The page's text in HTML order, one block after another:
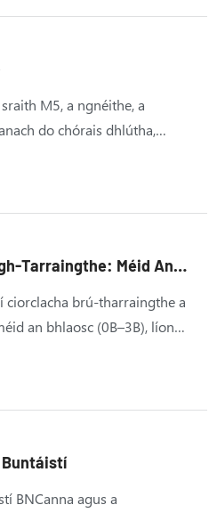
M5, a ngnéithe, a
do chórais dhlútha,
Tarraingthe: Méid An
ciorclacha brú-tharraingthe a
an bhlaosc (0B–3B), líon
BNCanna agus a